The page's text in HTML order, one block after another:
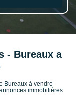
- Bureaux a
Bureaux à vendre
immobilières